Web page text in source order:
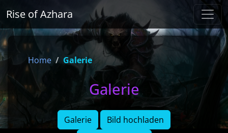
Rise of Azhara
Home Galerie
Galerie
Galerie
Bild hochladen